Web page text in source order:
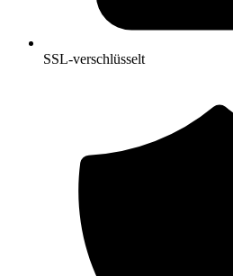
SSL-verschlüsselt